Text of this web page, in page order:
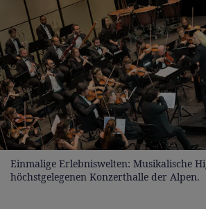
Einmalige Erlebniswelten: Musikalische
höchstgelegenen Konzerthalle der Alpen.